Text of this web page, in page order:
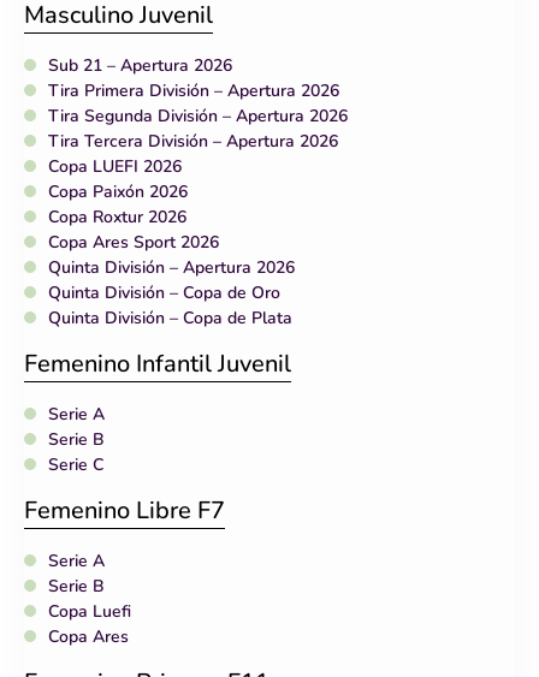
Masculino Juvenil
Sub 21 – Apertura 2026
Tira Primera División – Apertura 2026
Tira Segunda División – Apertura 2026
Tira Tercera División – Apertura 2026
Copa LUEFI 2026
Copa Paixón 2026
Copa Roxtur 2026
Copa Ares Sport 2026
Quinta División – Apertura 2026
Quinta División – Copa de Oro
Quinta División – Copa de Plata
Femenino Infantil Juvenil
Serie A
Serie B
Serie C
Femenino Libre F7
Serie A
Serie B
Copa Luefi
Copa Ares